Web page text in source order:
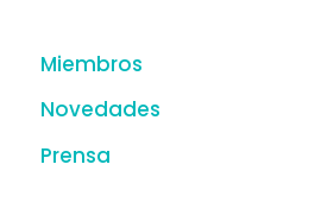
Miembros
Novedades
Prensa